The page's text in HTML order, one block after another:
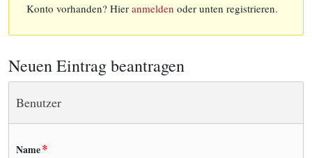
Konto vorhanden? Hier anmelden oder unten registrieren.
Neuen Eintrag beantragen
Benutzer
Name*